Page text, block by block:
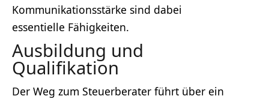
Kommunikationsstärke sind dabei
essentielle Fähigkeiten.
Ausbildung und
Qualifikation
Der Weg zum Steuerberater führt über ein